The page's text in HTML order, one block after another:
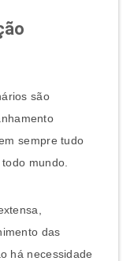
são
sempre tudo
mundo.
das
há necessidade